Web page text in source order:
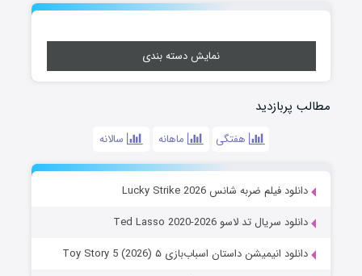
نمایش دسته بندی
مطالب پربازدید
هفتگی ماهانه سالانه
دانلود فیلم ضربه شانس Lucky Strike 2026
دانلود سریال تد لاسو Ted Lasso 2020-2026
دانلود انیمیشن داستان اسباب‌بازی ۵ Toy Story 5 (2026)